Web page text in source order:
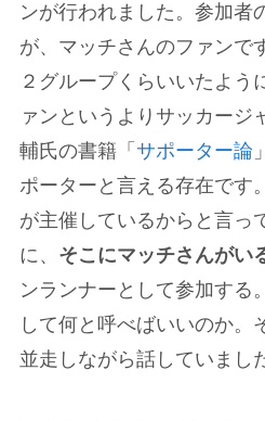
ンが行われました。参加者
が、マッチさんのファンで
２グループくらいいたよう
ァンというよりサッカージ
輔氏の書籍「 サポーター論
ポーターと言える存在です
が主催しているからと言っ
に、 そこにマッチさんがい
ンランナーとして参加する
して何と呼べばいいのか。
並走しながら話していまし